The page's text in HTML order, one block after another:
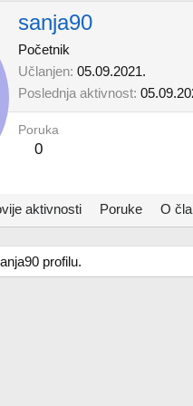
sanja90
Početnik
Učlanjen 05.09.2021.
Poslednja aktivnost
Poruka
0
aktivnosti Poruke O
profilu.